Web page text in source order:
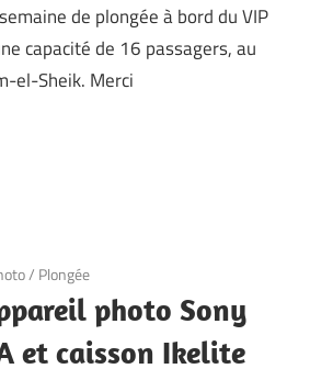
de plongée à bord du VIP
capacité de 16 passagers, au
el-Sheik. Merci
/ Plongée
photo Sony
et caisson Ikelite